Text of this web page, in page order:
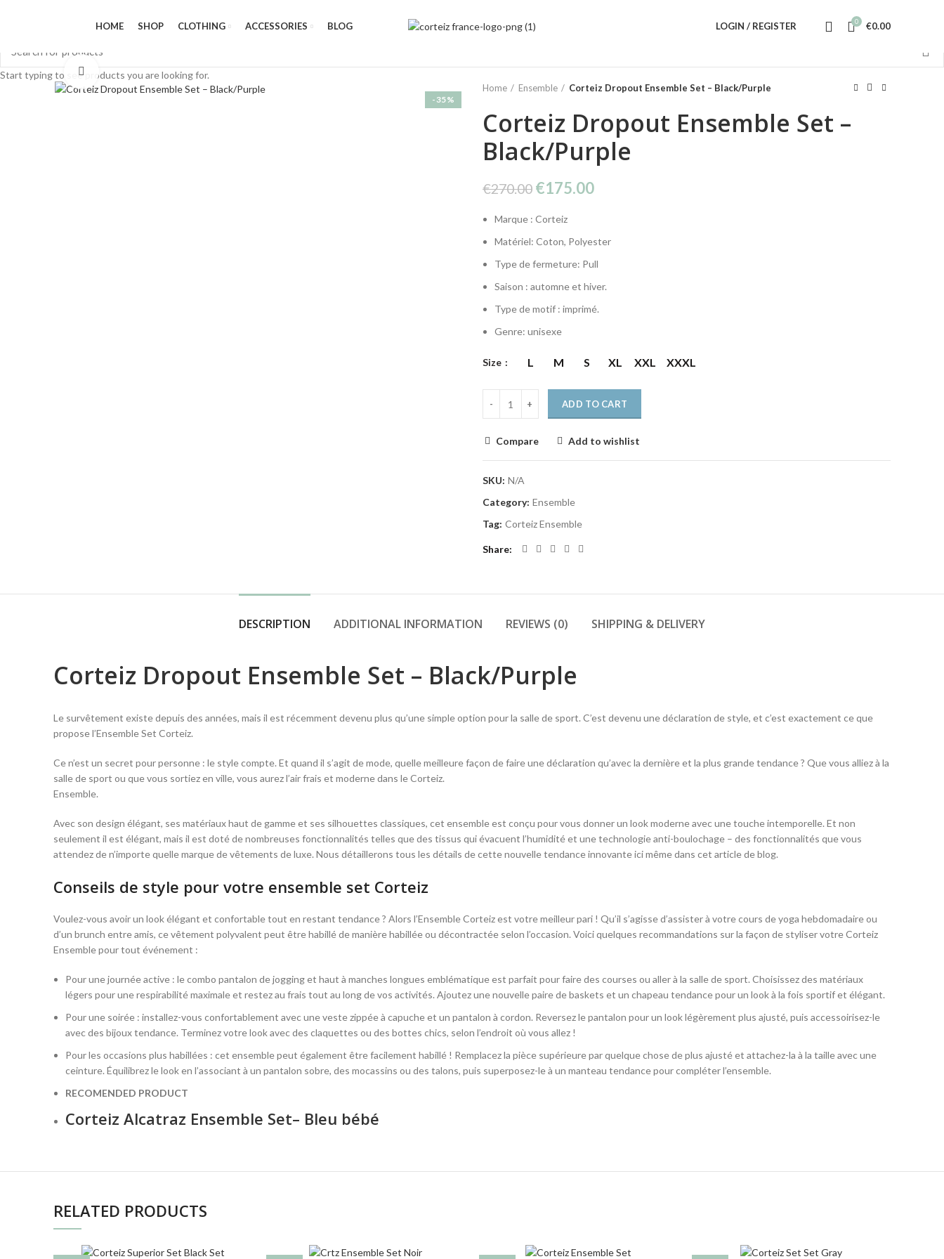
HOME SHOP CLOTHING ACCESSORIES BLOG LOGIN / REGISTER 0 €0.00
-35%
Click to enlarge
Home
Ensemble Corteiz Dropout Ensemble Set – Black/Purple
Corteiz Dropout Ensemble Set –
Black/Purple
€270.00 Original
was:
€270.00.
€175.00Current
€175.00.
Marque : Corteiz
Matériel: Coton, Polyester
Type de fermeture: Pull
Saison : automne et hiver.
Type de motif : imprimé.
Genre: unisexe
Size L M S XL XXL XXXL
ADD TO CART
Compare Add to wishlist
SKU: N/A
Category: Ensemble
Tag: Corteiz Ensemble
Share
DESCRIPTION ADDITIONAL INFORMATION REVIEWS (0) SHIPPING & DELIVERY
Corteiz Dropout Ensemble Set – Black/Purple
Le survêtement existe depuis des années, mais il est récemment devenu plus qu’une simple option pour la salle de sport. C’est devenu une déclaration de style, et c’est exactement ce que
propose l’Ensemble Set Corteiz.
Ce n’est un secret pour personne : le style compte. Et quand il s’agit de mode, quelle meilleure façon de faire une déclaration qu’avec la dernière et la plus grande tendance ? Que vous alliez à la
salle de sport ou que vous sortiez en ville, vous aurez l’air frais et moderne dans le Corteiz.
Ensemble.
Avec son design élégant, ses matériaux haut de gamme et ses silhouettes classiques, cet ensemble est conçu pour vous donner un look moderne avec une touche intemporelle. Et non
seulement il est élégant, mais il est doté de nombreuses fonctionnalités telles que des tissus qui évacuent l’humidité et une technologie anti-boulochage – des fonctionnalités que vous
attendez de n’importe quelle marque de vêtements de luxe. Nous détaillerons tous les détails de cette nouvelle tendance innovante ici même dans cet article de blog.
Conseils de style pour votre ensemble set Corteiz
Voulez-vous avoir un look élégant et confortable tout en restant tendance ? Alors l’Ensemble Corteiz est votre meilleur pari ! Qu’il s’agisse d’assister à votre cours de yoga hebdomadaire ou
d’un brunch entre amis, ce vêtement polyvalent peut être habillé de manière habillée ou décontractée selon l’occasion. Voici quelques recommandations sur la façon de styliser votre Corteiz
Ensemble pour tout événement :
Pour une journée active : le combo pantalon de jogging et haut à manches longues emblématique est parfait pour faire des courses ou aller à la salle de sport. Choisissez des matériaux
légers pour une respirabilité maximale et restez au frais tout au long de vos activités. Ajoutez une nouvelle paire de baskets et un chapeau tendance pour un look à la fois sportif et élégant.
Pour une soirée : installez-vous confortablement avec une veste zippée à capuche et un pantalon à cordon. Reversez le pantalon pour un look légèrement plus ajusté, puis accessoirisez-le
avec des bijoux tendance. Terminez votre look avec des claquettes ou des bottes chics, selon l’endroit où vous allez !
Pour les occasions plus habillées : cet ensemble peut également être facilement habillé ! Remplacez la pièce supérieure par quelque chose de plus ajusté et attachez-la à la taille avec une
ceinture. Équilibrez le look en l’associant à un pantalon sobre, des mocassins ou des talons, puis superposez-le à un manteau tendance pour compléter l’ensemble.
RECOMENDED PRODUCT
Corteiz Alcatraz Ensemble Set– Bleu bébé
RELATED PRODUCTS
Start typing to see products you are looking for.